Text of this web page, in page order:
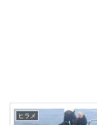
ヒラメ